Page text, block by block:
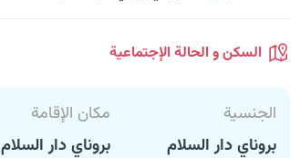
السكن و الحالة الإجتماعية
الجنسية
بروناي دار السلام
مكان الإقامة
بروناي دار السلام